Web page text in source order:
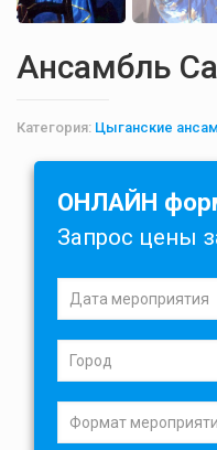
Ансамбль
Категория: Цыганские
ОНЛАЙН
Запрос цены